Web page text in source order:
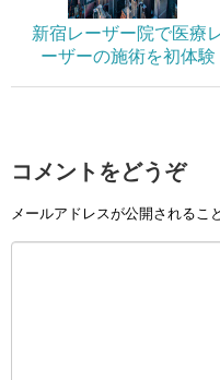
新宿レーザー院で医療
ーザーの施術を初体験
コメントをどうぞ
メールアドレスが公開されるこ